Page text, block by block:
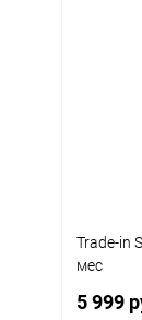
Trade-in
мес
5 999